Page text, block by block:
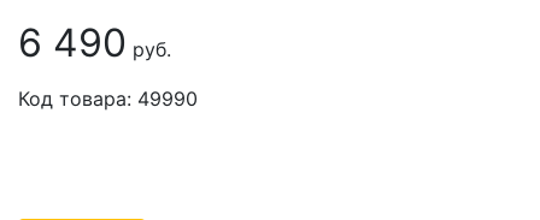
6 490 руб.
Код товара: 49990